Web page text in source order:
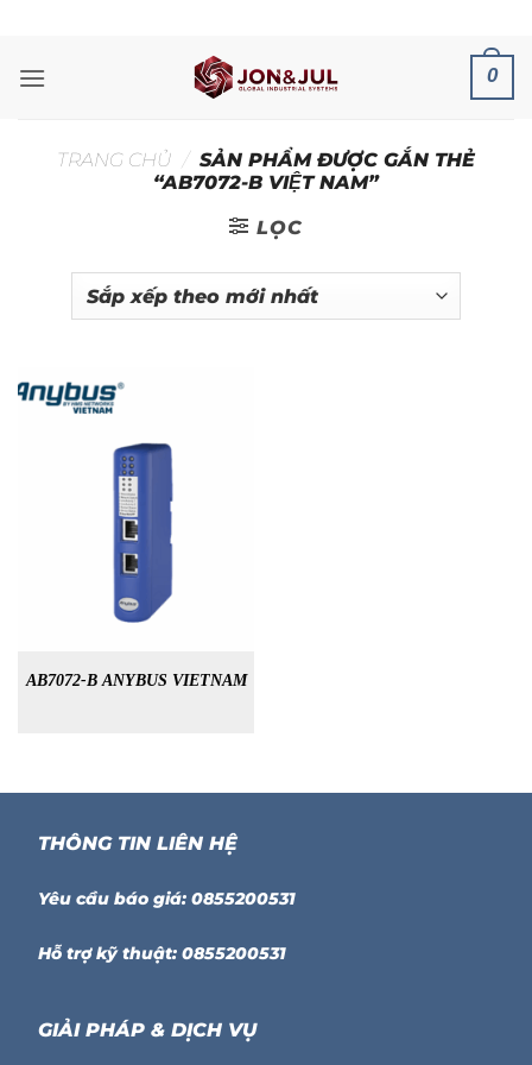
nội
0
TRANG CHỦ / SẢN PHẨM ĐƯỢC GẮN THẺ
“AB7072-B VIỆT NAM”
LỌC
AB7072-B ANYBUS VIETNAM
THÔNG TIN LIÊN HỆ
Yêu cầu báo giá: 0855200531
Hỗ trợ kỹ thuật: 0855200531
GIẢI PHÁP & DỊCH VỤ